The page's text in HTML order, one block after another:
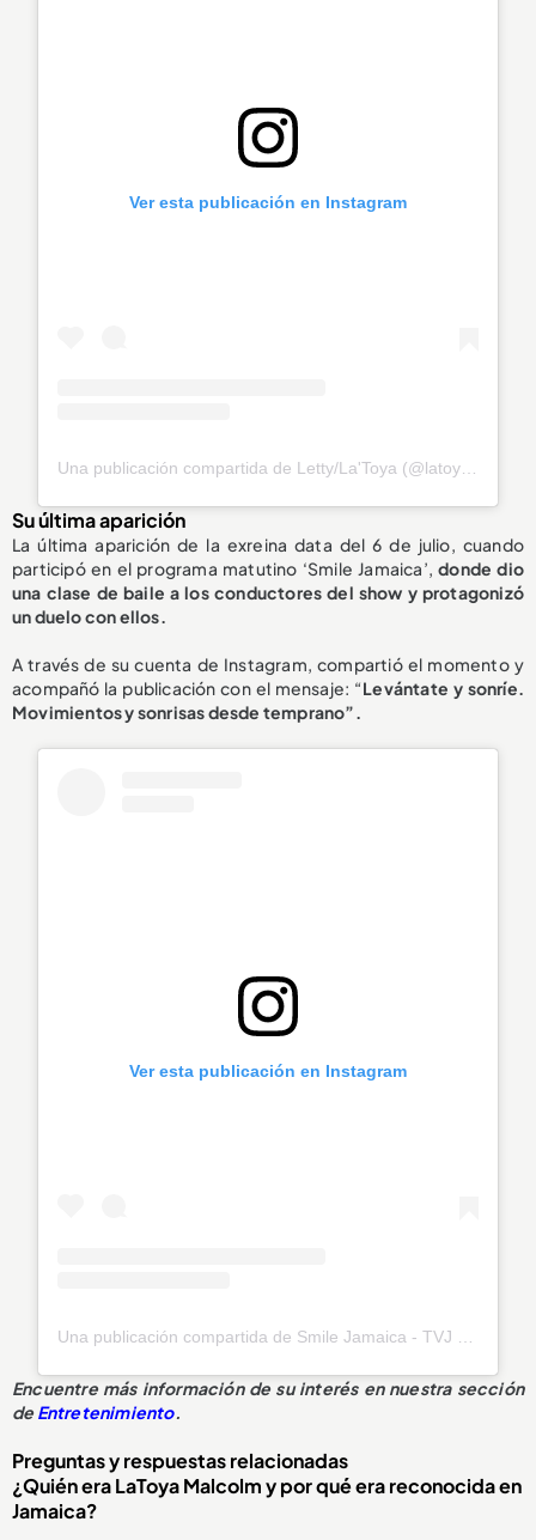
Ver esta publicación en Instagram
Su última aparición
La última aparición de la exreina data del 6 de julio, cuando
participó en el programa matutino ‘Smile Jamaica’,donde dio
una clase debaile a los conductores del show y protagonizó
un duelo con ellos.
A través de su cuenta de Instagram, compartió el momento y
acompañó la publicación con el mensaje: “Levántate y sonríe.
Movimientos y sonrisas desde temprano”.
Ver esta publicación en Instagram
Encuentre más información de su interés en nuestra sección
deEntretenimiento.
Preguntas y respuestas relacionadas
¿Quién era LaToya Malcolm y por qué era reconocida en
Jamaica?